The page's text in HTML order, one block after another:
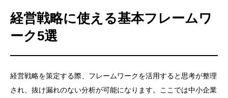
経営戦略に使える基本フレームワ
ーク5選
経営戦略を策定する際、フレームワークを活用すると思考が整理
され、抜け漏れのない分析が可能になります。ここでは中小企業